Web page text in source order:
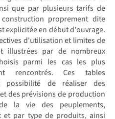
que par plusieurs tarifs de
proprement dite
explicitée en début d'ouvrage.
d'utilisation et limites de
illustrées par de nombreux
parmi les cas les plus
rencontrés. Ces tables
possibilité de réaliser des
des prévisions de production
la vie des peuplements,
et par type de produits, ainsi